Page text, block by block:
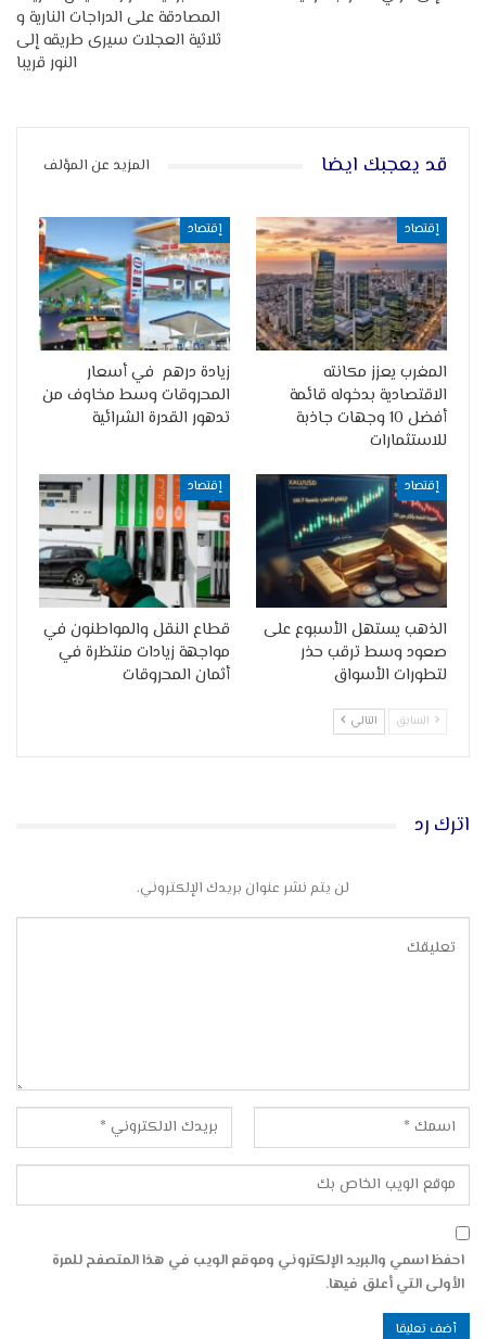
المصادقة على الدراجات النارية و
ثلاثية العجلات سيرى طريقه إلى
النور قريبا
قد يعجبك ايضا المزيد عن المؤلف
إقتصاد
المغرب يعزز مكانته
الاقتصادية بدخوله قائمة
أفضل 10 وجهات جاذبة
للاستثمارات
إقتصاد
زيادة درهم في أسعار
المحروقات وسط مخاوف من
تدهور القدرة الشرائية
إقتصاد
الذهب يستهل الأسبوع على
صعود وسط ترقب حذر
لتطورات الأسواق
إقتصاد
قطاع النقل والمواطنون في
مواجهة زيادات منتظرة في
أثمان المحروقات
السابق التالي
اترك رد
لن يتم نشر عنوان بريدك الإلكتروني.
احفظ اسمي والبريد الإلكتروني وموقع الويب في هذا المتصفح للمرة
الأولى التي أعلق فيها.